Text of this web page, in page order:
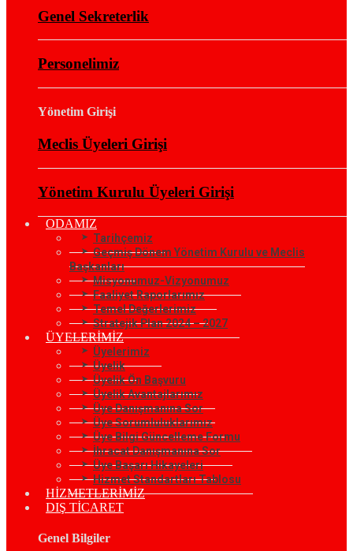
Genel Sekreterlik
Personelimiz
Yönetim Girişi
Meclis Üyeleri Girişi
Yönetim Kurulu Üyeleri Girişi
ODAMIZ
Tarihçemiz
Geçmiş Dönem Yönetim Kurulu ve Meclis
Başkanları
Misyonumuz-Vizyonumuz
Faaliyet Raporlarımız
Temel Değerlerimiz
Stratejik Plan 2024 – 2027
ÜYELERİMİZ
Üyelerimiz
Üyelik
Üyelik Ön Başvuru
Üyelik Avantajlarımız
Üye Danışmanına Sor
Üye Sorumluluklarımız
Üye Bilgi Güncelleme Formu
İhracat Danışmanına Sor
Üye Başarı Hikayeleri
Hizmet Standartları Tablosu
HİZMETLERİMİZ
DIŞ TİCARET
Genel Bilgiler